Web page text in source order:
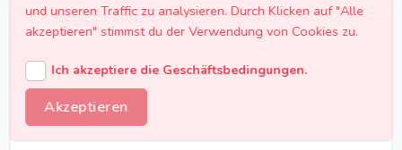
Der Grenzgängersound - aus
dem Zillertal
DJ´S & MUSIKBANDS
Tirol, Österreich
und unseren Traffic zu analysieren. Durch Klicken auf "Alle
akzeptieren" stimmst du der Verwendung von Cookies zu.
Ich akzeptiere die Geschäftsbedingungen.
Akzeptieren